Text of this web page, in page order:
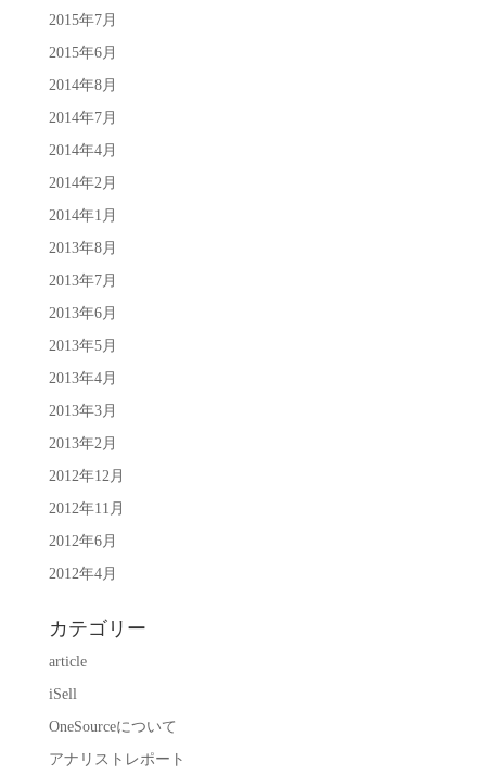
2015年7月
2015年6月
2014年8月
2014年7月
2014年4月
2014年2月
2014年1月
2013年8月
2013年7月
2013年6月
2013年5月
2013年4月
2013年3月
2013年2月
2012年12月
2012年11月
2012年6月
2012年4月
カテゴリー
article
iSell
OneSourceについて
アナリストレポート